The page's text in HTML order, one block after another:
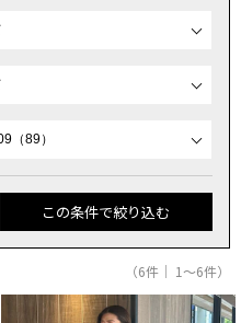
この条件で絞り込む
（6件｜ 1～6件）